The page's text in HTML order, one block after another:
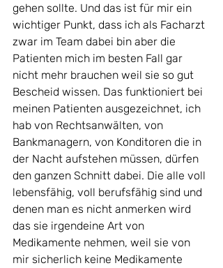
gehen sollte. Und das ist für mir ein
wichtiger Punkt, dass ich als Facharzt
zwar im Team dabei bin aber die
Patienten mich im besten Fall gar
nicht mehr brauchen weil sie so gut
Bescheid wissen. Das funktioniert bei
meinen Patienten ausgezeichnet, ich
hab von Rechtsanwälten, von
Bankmanagern, von Konditoren die in
der Nacht aufstehen müssen, dürfen
den ganzen Schnitt dabei. Die alle voll
lebensfähig, voll berufsfähig sind und
denen man es nicht anmerken wird
das sie irgendeine Art von
Medikamente nehmen, weil sie von
mir sicherlich keine Medikamente